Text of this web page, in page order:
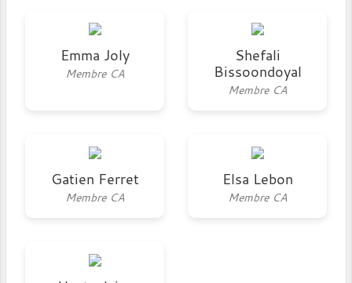
Emma Joly
Membre CA
Shefali
Bissoondoyal
Membre CA
Gatien Ferret
Membre CA
Elsa Lebon
Membre CA